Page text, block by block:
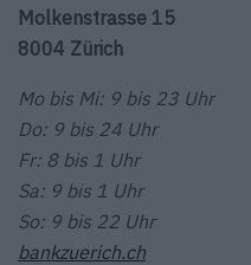
Molkenstrasse 15
8004 Zürich
Mo bis Mi: 9 bis 23 Uhr
Do: 9 bis 24 Uhr
Fr: 8 bis 1 Uhr
Sa: 9 bis 1 Uhr
So: 9 bis 22 Uhr
bankzuerich.ch